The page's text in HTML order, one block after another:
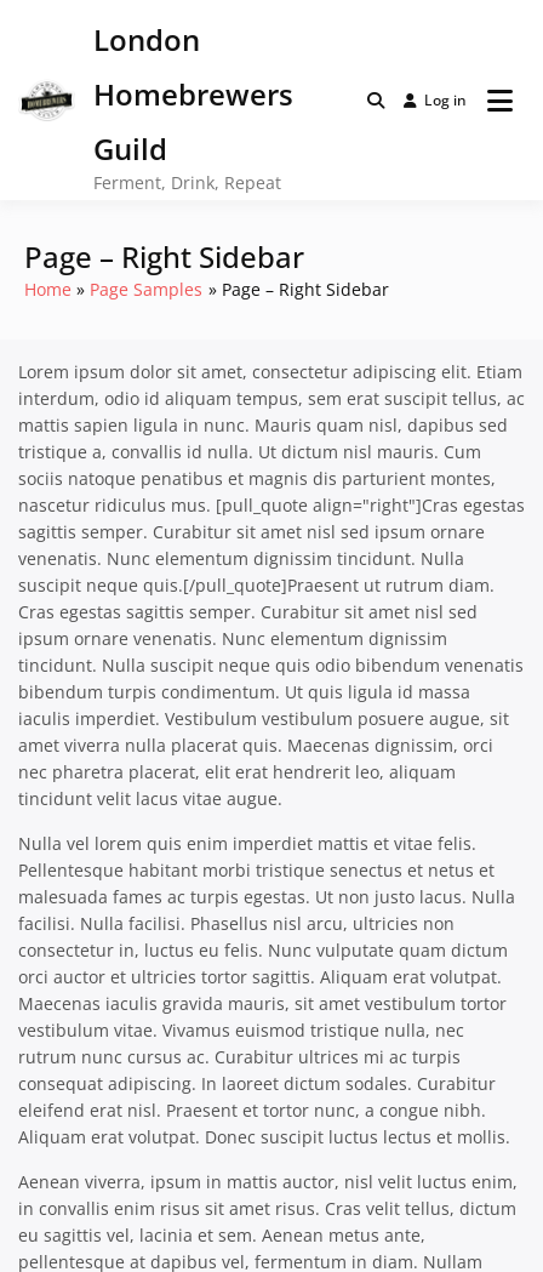
London
Homebrewers
Guild
Ferment, Drink, Repeat
Log in
Page – Right Sidebar
Home Page Samples Page – Right Sidebar
Lorem ipsum dolor sit amet, consectetur adipiscing elit. Etiam
interdum, odio id aliquam tempus, sem erat suscipit tellus, ac
mattis sapien ligula in nunc. Mauris quam nisl, dapibus sed
tristique a, convallis id nulla. Ut dictum nisl mauris. Cum
sociis natoque penatibus et magnis dis parturient montes,
nascetur ridiculus mus. [pull_quote align="right"]Cras egestas
sagittis semper. Curabitur sit amet nisl sed ipsum ornare
venenatis. Nunc elementum dignissim tincidunt. Nulla
suscipit neque quis.[/pull_quote]Praesent ut rutrum diam.
Cras egestas sagittis semper. Curabitur sit amet nisl sed
ipsum ornare venenatis. Nunc elementum dignissim
tincidunt. Nulla suscipit neque quis odio bibendum venenatis
bibendum turpis condimentum. Ut quis ligula id massa
iaculis imperdiet. Vestibulum vestibulum posuere augue, sit
amet viverra nulla placerat quis. Maecenas dignissim, orci
nec pharetra placerat, elit erat hendrerit leo, aliquam
tincidunt velit lacus vitae augue.
Nulla vel lorem quis enim imperdiet mattis et vitae felis.
Pellentesque habitant morbi tristique senectus et netus et
malesuada fames ac turpis egestas. Ut non justo lacus. Nulla
facilisi. Nulla facilisi. Phasellus nisl arcu, ultricies non
consectetur in, luctus eu felis. Nunc vulputate quam dictum
orci auctor et ultricies tortor sagittis. Aliquam erat volutpat.
Maecenas iaculis gravida mauris, sit amet vestibulum tortor
vestibulum vitae. Vivamus euismod tristique nulla, nec
rutrum nunc cursus ac. Curabitur ultrices mi ac turpis
consequat adipiscing. In laoreet dictum sodales. Curabitur
eleifend erat nisl. Praesent et tortor nunc, a congue nibh.
Aliquam erat volutpat. Donec suscipit luctus lectus et mollis.
Aenean viverra, ipsum in mattis auctor, nisl velit luctus enim,
in convallis enim risus sit amet risus. Cras velit tellus, dictum
eu sagittis vel, lacinia et sem. Aenean metus ante,
pellentesque at dapibus vel, fermentum in diam. Nullam